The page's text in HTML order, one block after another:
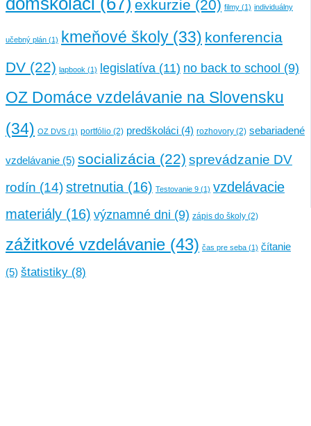
exkurzie (20) filmy (1) individuálny
učebný plán (1) kmeňové školy (33) konferencia
DV (22) lapbook (1) legislatíva (11) no back to school (9)
OZ Domáce vzdelávanie na Slovensku
(34) OZ DVS (1) portfólio (2) predškoláci (4) rozhovory (2) sebariadené
vzdelávanie (5) socializácia (22) sprevádzanie DV
rodín (14)stretnutia (16) Testovanie 9 (1) vzdelávacie
materiály (16) významné dni (9) zápis do školy (2)
zážitkové vzdelávanie (43) čas pre seba (1) čítanie
(5) štatistiky (8)